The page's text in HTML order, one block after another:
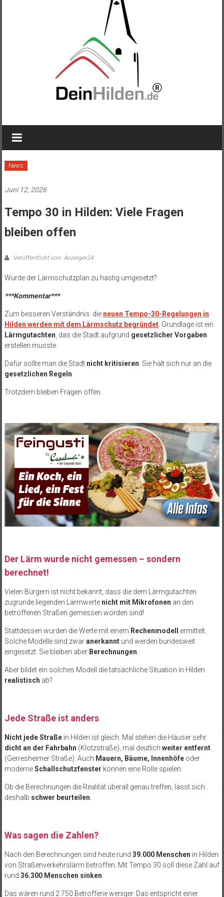
News
Juni 12, 2026
Tempo 30 in Hilden: Viele Fragen
bleiben offen
Veröffentlicht von: Anzeiger24
Wurde der Lärmschutzplan zu hastig umgesetzt?
***Kommentar***
Zum besseren Verständnis: die neuen Tempo-30-Regelungen in
Hilden werden mit dem Lärmschutz begründet. Grundlage ist ein
Lärmgutachten , das die Stadt aufgrund gesetzlicher Vorgaben
erstellen musste.
Dafür sollte man die Stadt nicht kritisieren . Sie hält sich nur an die
gesetzlichen Regeln
Trotzdem bleiben Fragen offen.
Der Lärm wurde nicht gemessen – sondern
berechnet!
Vielen Bürgern ist nicht bekannt, dass die dem Lärmgutachten
zugrunde liegenden Lärmwerte nicht mit Mikrofonen an den
betroffenen Straßen gemessen worden sind!
Stattdessen wurden die Werte mit einem Rechenmodell
ermittelt.
Solche Modelle sind zwaranerkanntund werden bundesweit
eingesetzt. Sie bleiben aber Berechnungen.
Aber bildet ein solches Modell die tatsächliche Situation in Hilden
realistisch ab?
Jede Straße ist anders
Nicht jede Straße in Hilden ist gleich. Mal stehen die Häuser sehr
dicht an der Fahrbahn (Klotzstraße), mal deutlich weiter entfernt
(Gerresheimer Straße). Auch Mauern, Bäume, Innenhöfeoder
moderneSchallschutzfenster können eine Rolle spielen.
Ob die Berechnungen die Realität überall genau treffen, lässt sich
deshalb schwer beurteilen.
Was sagen die Zahlen?
Nach den Berechnungen sind heute rund 39.000 Menschen in Hilden
von Straßenverkehrslärm betroffen. Mit Tempo 30 soll diese Zahl auf
rund 36.300 Menschen sinken.
Das wären rund 2.750 Betroffene weniger. Das entspricht einer